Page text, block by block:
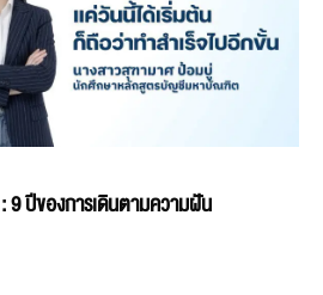
9 ปีของการเดินตามความฝัน